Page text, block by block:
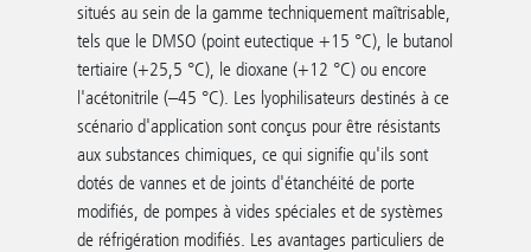
situés au sein de la gamme techniquement maîtrisable,
tels que le DMSO (point eutectique +15 °C), le butanol
tertiaire (+25,5 °C), le dioxane (+12 °C) ou encore
l'acétonitrile (–45 °C). Les lyophilisateurs destinés à ce
scénario d'application sont conçus pour être résistants
aux substances chimiques, ce qui signifie qu'ils sont
dotés de vannes et de joints d'étanchéité de porte
modifiés, de pompes à vides spéciales et de systèmes
de réfrigération modifiés. Les avantages particuliers de